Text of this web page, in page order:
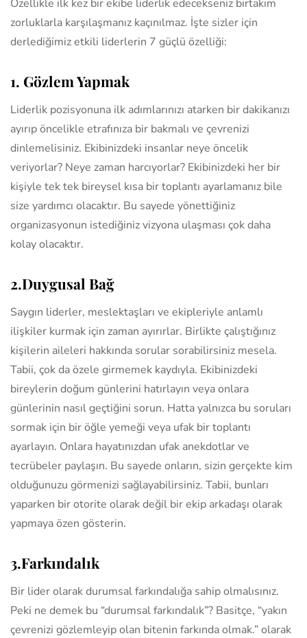
Özellikle ilk kez bir ekibe liderlik edecekseniz birtakım
zorluklarla karşılaşmanız kaçınılmaz. İşte sizler için
derlediğimiz etkili liderlerin 7 güçlü özelliği:
1. Gözlem Yapmak
Liderlik pozisyonuna ilk adımlarınızı atarken bir dakikanızı
ayırıp öncelikle etrafınıza bir bakmalı ve çevrenizi
dinlemelisiniz. Ekibinizdeki insanlar neye öncelik
veriyorlar? Neye zaman harcıyorlar? Ekibinizdeki her bir
kişiyle tek tek bireysel kısa bir toplantı ayarlamanız bile
size yardımcı olacaktır. Bu sayede yönettiğiniz
organizasyonun istediğiniz vizyona ulaşması çok daha
kolay olacaktır.
2.Duygusal Bağ
Saygın liderler, meslektaşları ve ekipleriyle anlamlı
ilişkiler kurmak için zaman ayırırlar. Birlikte çalıştığınız
kişilerin aileleri hakkında sorular sorabilirsiniz mesela.
Tabii, çok da özele girmemek kaydıyla. Ekibinizdeki
bireylerin doğum günlerini hatırlayın veya onlara
günlerinin nasıl geçtiğini sorun. Hatta yalnızca bu soruları
sormak için bir öğle yemeği veya ufak bir toplantı
ayarlayın. Onlara hayatınızdan ufak anekdotlar ve
tecrübeler paylaşın. Bu sayede onların, sizin gerçekte kim
olduğunuzu görmenizi sağlayabilirsiniz. Tabii, bunları
yaparken bir otorite olarak değil bir ekip arkadaşı olarak
yapmaya özen gösterin.
3.Farkındalık
Bir lider olarak durumsal farkındalığa sahip olmalısınız.
Peki ne demek bu “durumsal farkındalık”? Basitçe, “yakın
çevrenizi gözlemleyip olan bitenin farkında olmak.” olarak